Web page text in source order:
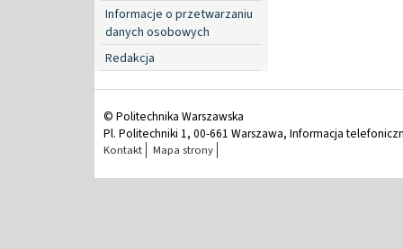
Informacje o przetwarzaniu
danych osobowych
Redakcja
© Politechnika Warszawska
Pl. Politechniki 1, 00-661 Warszawa, Informacja
Kontakt Mapa strony